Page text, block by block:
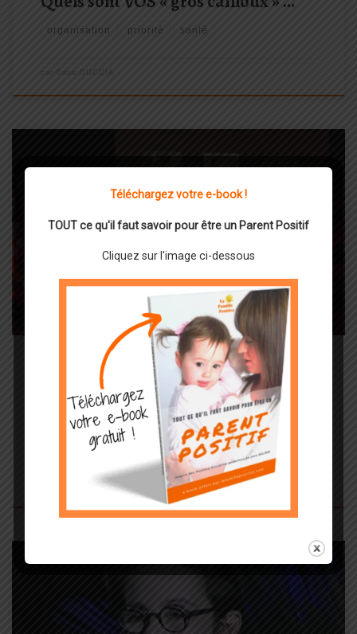
organisation priorité santé
par Edna GUCCIA
la même occasion ? La réponse dans cette étude qui dure
WALDINGER, le 4ème directeur d’étude […]
ACTUALITÉS
LES ARTICLES DE LA PSYCHOLOGIE POSITIVE
VIDEO : Qu’est-ce qui fait une vie
réussie ? Leçons …
Filmé le 21 février 2015 à Lille. Florence SERVAN-SCHREIBER est
professeur de bonheur. Elle explore la nature humaine et les
Téléchargez votre e-book !
TOUT ce qu'il faut savoir pour être un Parent Positif
Cliquez sur l'image ci-dessous